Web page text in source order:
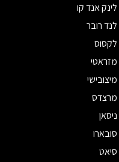
לינק אנד קו
לנד רובר
לקסוס
מזראטי
מיצובישי
מרצדס
ניסאן
סובארו
סיאט